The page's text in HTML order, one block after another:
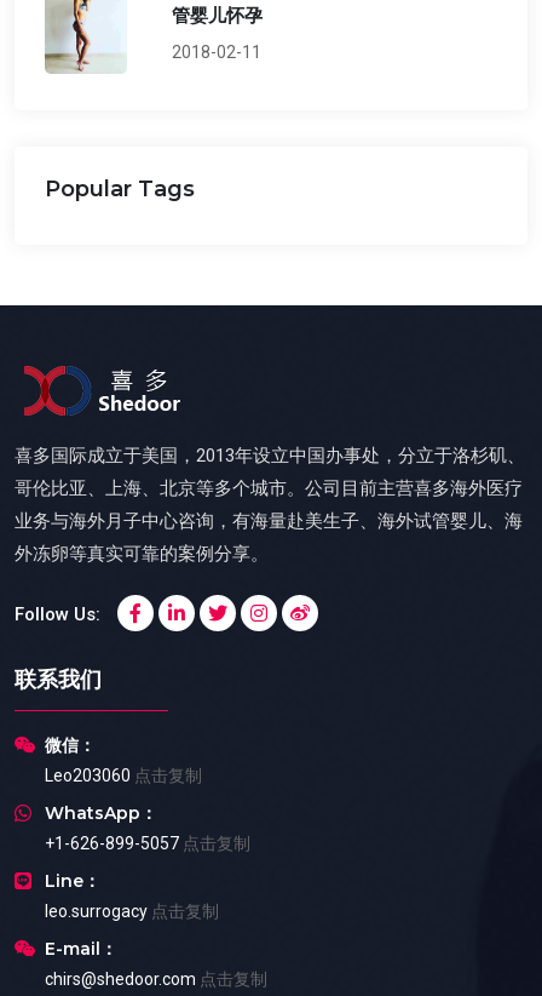
管婴儿怀孕
2018-02-11
Popular Tags
喜多国际成立于美国，2013年设立中国办事处，分立于洛杉矶、
哥伦比亚、上海、北京等多个城市。公司目前主营喜多海外医疗
业务与海外月子中心咨询，有海量赴美生子、海外试管婴儿、海
外冻卵等真实可靠的案例分享。
Follow Us:
联系我们
微信：
Leo203060 点击复制
WhatsApp：
+1-626-899-5057 点击复制
Line：
leo.surrogacy 点击复制
E-mail：
chirs@shedoor.com 点击复制